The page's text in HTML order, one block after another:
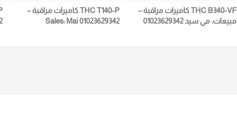
THC B340-VF كاميرات مراقبة –
مبيعات: مي سيد 01023629342
THC T140-P كاميرات مراقبة –
Sales: Mai 01023629342